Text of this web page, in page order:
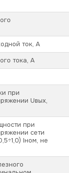
ток, А
тока, А
при
Uвых,
при
сети
Iном, не